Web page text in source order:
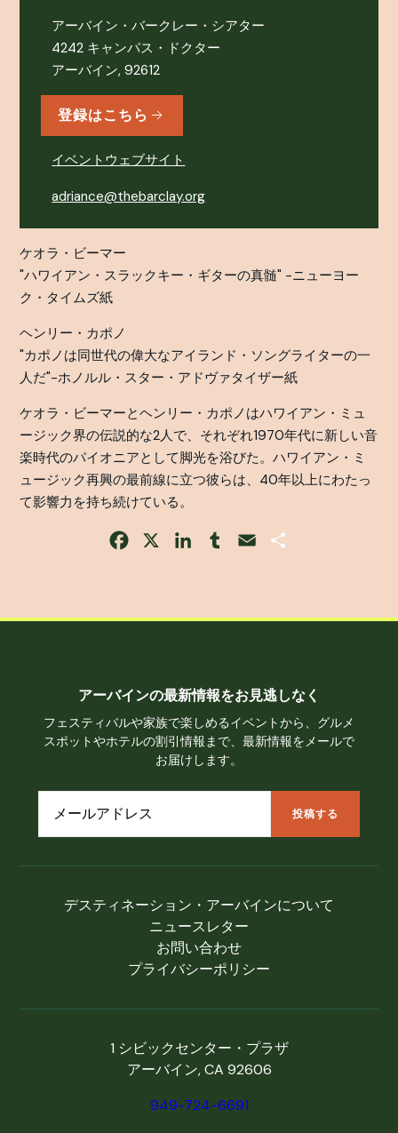
アーバイン・バークレー・シアター
4242 キャンパス・ドクター
アーバイン, 92612
登録はこちら
イベントウェブサイト
adriance@thebarclay.org
ケオラ・ビーマー
"ハワイアン・スラックキー・ギターの真髄" -ニューヨー
ク・タイムズ紙
ヘンリー・カポノ
"カポノは同世代の偉大なアイランド・ソングライターの一
人だ"-ホノルル・スター・アドヴァタイザー紙
ケオラ・ビーマーとヘンリー・カポノはハワイアン・ミュ
ージック界の伝説的な2人で、それぞれ1970年代に新しい音
楽時代のパイオニアとして脚光を浴びた。ハワイアン・ミ
ュージック再興の最前線に立つ彼らは、40年以上にわたっ
て影響力を持ち続けている。
Facebook LinkedInTumblrEmail
デスティネーション・アーバインについて
ニュースレター
お問い合わせ
プライバシーポリシー
1 シビックセンター・プラザ
アーバイン, CA 92606
949-724-6691
アーバインの最新情報をお見逃しなく
フェスティバルや家族で楽しめるイベントから、グルメ
スポットやホテルの割引情報まで、最新情報をメールで
お届けします。